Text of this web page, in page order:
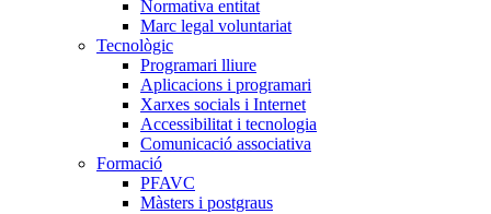
Normativa entitat
Marc legal voluntariat
Tecnològic
Programari lliure
Aplicacions i programari
Xarxes socials i Internet
Accessibilitat i tecnologia
Comunicació associativa
Formació
PFAVC
Màsters i postgraus